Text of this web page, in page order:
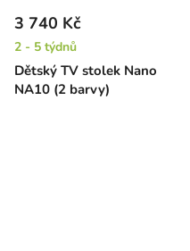
Dětský TV stolek Nano
NA10 (2 barvy)
3 740 Kč
2 - 5 týdnů